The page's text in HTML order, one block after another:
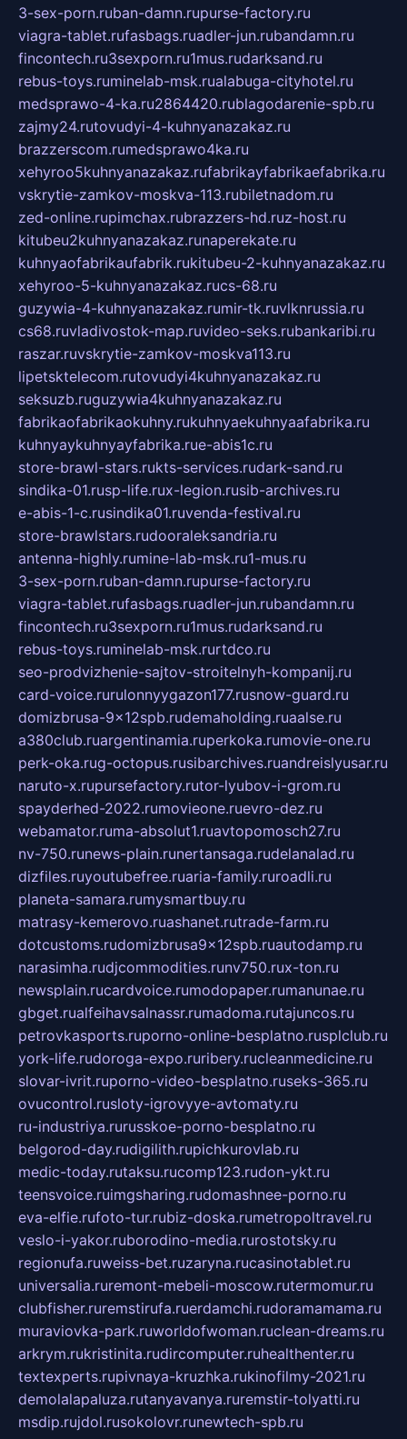
3-sex-porn.ruban-damn.rupurse-factory.ru
viagra-tablet.rufasbags.ruadler-jun.rubandamn.ru
fincontech.ru3sexporn.ru1mus.rudarksand.ru
rebus-toys.ruminelab-msk.rualabuga-cityhotel.ru
medsprawo-4-ka.ru2864420.rublagodarenie-spb.ru
zajmy24.rutovudyi-4-kuhnyanazakaz.ru
brazzerscom.rumedsprawo4ka.ru
xehyroo5kuhnyanazakaz.rufabrikayfabrikaefabrika.ru
vskrytie-zamkov-moskva-113.rubiletnadom.ru
zed-online.rupimchax.rubrazzers-hd.ruz-host.ru
kitubeu2kuhnyanazakaz.runaperekate.ru
kuhnyaofabrikaufabrik.rukitubeu-2-kuhnyanazakaz.ru
xehyroo-5-kuhnyanazakaz.rucs-68.ru
guzywia-4-kuhnyanazakaz.rumir-tk.ruvlknrussia.ru
cs68.ruvladivostok-map.ruvideo-seks.rubankaribi.ru
raszar.ruvskrytie-zamkov-moskva113.ru
lipetsktelecom.rutovudyi4kuhnyanazakaz.ru
seksuzb.ruguzywia4kuhnyanazakaz.ru
fabrikaofabrikaokuhny.rukuhnyaekuhnyaafabrika.ru
kuhnyaykuhnyayfabrika.rue-abis1c.ru
store-brawl-stars.rukts-services.rudark-sand.ru
sindika-01.rusp-life.rux-legion.rusib-archives.ru
e-abis-1-c.rusindika01.ruvenda-festival.ru
store-brawlstars.rudooraleksandria.ru
antenna-highly.rumine-lab-msk.ru1-mus.ru
3-sex-porn.ruban-damn.rupurse-factory.ru
viagra-tablet.rufasbags.ruadler-jun.rubandamn.ru
fincontech.ru3sexporn.ru1mus.rudarksand.ru
rebus-toys.ruminelab-msk.rurtdco.ru
seo-prodvizhenie-sajtov-stroitelnyh-kompanij.ru
card-voice.rurulonnyygazon177.rusnow-guard.ru
domizbrusa-9x12spb.rudemaholding.ruaalse.ru
a380club.ruargentinamia.ruperkoka.rumovie-one.ru
perk-oka.rug-octopus.rusibarchives.ruandreislyusar.ru
naruto-x.rupursefactory.rutor-lyubov-i-grom.ru
spayderhed-2022.rumovieone.ruevro-dez.ru
webamator.ruma-absolut1.ruavtopomosch27.ru
nv-750.runews-plain.runertansaga.rudelanalad.ru
dizfiles.ruyoutubefree.ruaria-family.ruroadli.ru
planeta-samara.rumysmartbuy.ru
matrasy-kemerovo.ruashanet.rutrade-farm.ru
dotcustoms.rudomizbrusa9x12spb.ruautodamp.ru
narasimha.rudjcommodities.runv750.rux-ton.ru
newsplain.rucardvoice.rumodopaper.rumanunae.ru
gbget.rualfeihavsalnassr.rumadoma.rutajuncos.ru
petrovkasports.ruporno-online-besplatno.rusplclub.ru
york-life.rudoroga-expo.ruribery.rucleanmedicine.ru
slovar-ivrit.ruporno-video-besplatno.ruseks-365.ru
ovucontrol.rusloty-igrovyye-avtomaty.ru
ru-industriya.rurusskoe-porno-besplatno.ru
belgorod-day.rudigilith.rupichkurovlab.ru
medic-today.rutaksu.rucomp123.rudon-ykt.ru
teensvoice.ruimgsharing.rudomashnee-porno.ru
eva-elfie.rufoto-tur.rubiz-doska.rumetropoltravel.ru
veslo-i-yakor.ruborodino-media.rurostotsky.ru
regionufa.ruweiss-bet.ruzaryna.rucasinotablet.ru
universalia.ruremont-mebeli-moscow.rutermomur.ru
clubfisher.ruremstirufa.ruerdamchi.rudoramamama.ru
muraviovka-park.ruworldofwoman.ruclean-dreams.ru
arkrym.rukristinita.rudircomputer.ruhealthenter.ru
textexperts.rupivnaya-kruzhka.rukinofilmy-2021.ru
demolalapaluza.rutanyavanya.ruremstir-tolyatti.ru
msdip.rujdol.rusokolovr.runewtech-spb.ru